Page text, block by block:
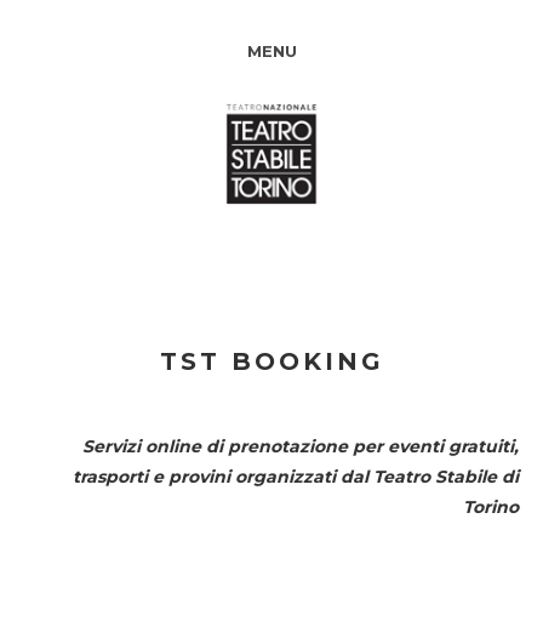
MENU
TST BOOKING
Servizi online di prenotazione per eventi gratuiti,
trasporti e provini organizzati dal Teatro Stabile di
Torino